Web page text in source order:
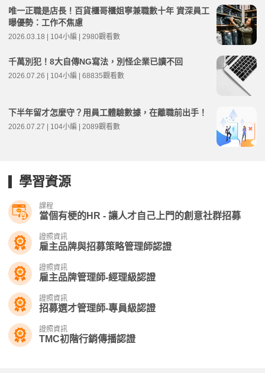
唯一正職是店長！百貨櫃哥櫃姐寧兼職數十年 資深員工
曝優勢：工作不焦慮
2026.03.18 | 104小編 | 2980觀看數
千萬別犯！8大自傳NG寫法，別怪企業已讀不回
2026.07.26 | 104小編 | 68835觀看數
下半年留才怎麼守？用員工體驗數據，在離職前出手！
2026.07.27 | 104小編 | 2089觀看數
學習資源
課程
當個有梗的HR - 讓人才自己上門的創意社群招募
證照資訊
雇主品牌與招募策略管理師認證
證照資訊
雇主品牌管理師-經理級認證
證照資訊
招募選才管理師-專員級認證
證照資訊
TMC初階行銷傳播認證